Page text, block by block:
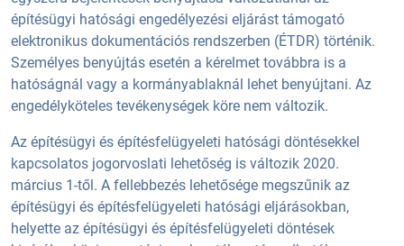
építésügyi hatósági engedélyezési eljárást támogató
elektronikus dokumentációs rendszerben (ÉTDR) történik.
Személyes benyújtás esetén a kérelmet továbbra is a
hatóságnál vagy a kormányablaknál lehet benyújtani. Az
engedélyköteles tevékenységek köre nem változik.
Az építésügyi és építésfelügyeleti hatósági döntésekkel
kapcsolatos jogorvoslati lehetőség is változik 2020.
március 1-től. A fellebbezés lehetősége megszűnik az
építésügyi és építésfelügyeleti hatósági eljárásokban,
helyette az építésügyi és építésfelügyeleti döntések